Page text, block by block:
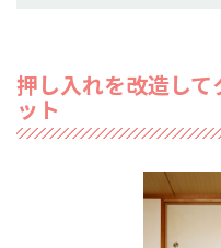
押し入れを改造して
ット